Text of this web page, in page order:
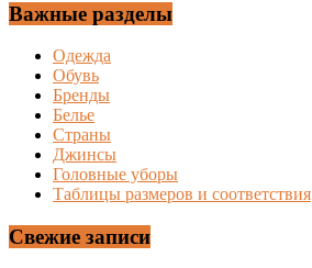
Важные разделы
Одежда
Обувь
Бренды
Белье
Страны
Джинсы
Головные уборы
Таблицы размеров и соответствия
Свежие записи